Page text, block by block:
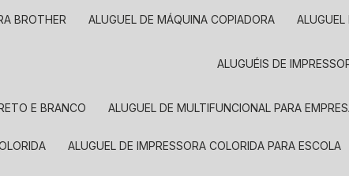
BROTHER ALUGUEL DE MÁQUINA COPIADORA
ALUGUÉIS DE
E BRANCO ALUGUEL DE MULTIFUNCIONAL PARA
ALUGUEL DE IMPRESSORA COLORIDA PARA ESCOLA